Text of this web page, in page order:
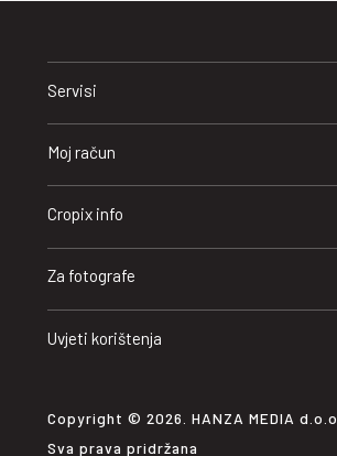
Servisi
Moj račun
Cropix info
Za fotografe
Uvjeti korištenja
Copyright © 2026. HANZA MEDIA d.o.o.
Sva prava pridržana